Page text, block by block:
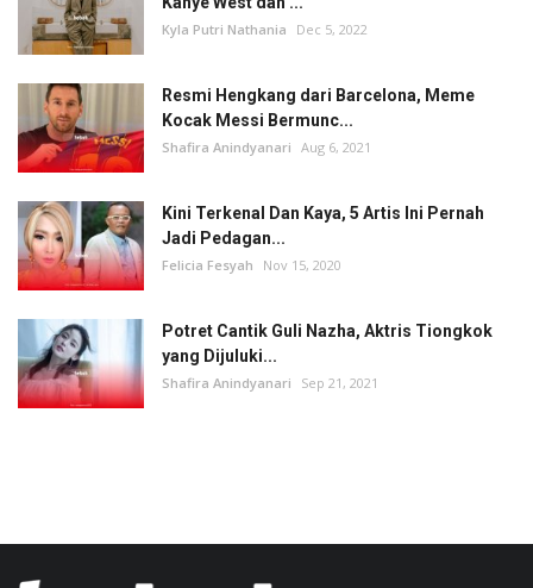
Kyla Putri Nathania Dec 5, 2022
Resmi Hengkang dari Barcelona, Meme
Kocak Messi Bermunc...
Shafira Anindyanari Aug 6, 2021
Kini Terkenal Dan Kaya, 5 Artis Ini Pernah
Jadi Pedagan...
Felicia Fesyah Nov 15, 2020
Potret Cantik Guli Nazha, Aktris Tiongkok
yang Dijuluki...
Shafira Anindyanari Sep 21, 2021